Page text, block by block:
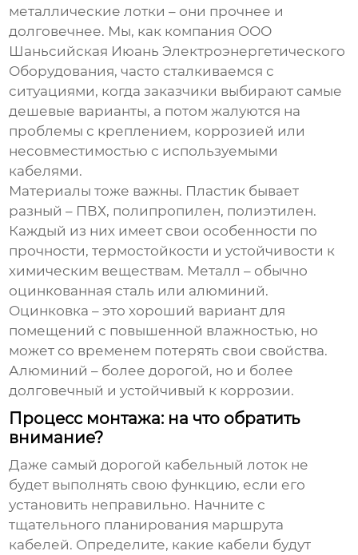
металлические лотки – они прочнее и
долговечнее. Мы, как компания ООО
Шаньсийская Июань Электроэнергетического
Оборудования, часто сталкиваемся с
ситуациями, когда заказчики выбирают самые
дешевые варианты, а потом жалуются на
проблемы с креплением, коррозией или
несовместимостью с используемыми
кабелями.
Материалы тоже важны. Пластик бывает
разный – ПВХ, полипропилен, полиэтилен.
Каждый из них имеет свои особенности по
прочности, термостойкости и устойчивости к
химическим веществам. Металл – обычно
оцинкованная сталь или алюминий.
Оцинковка – это хороший вариант для
помещений с повышенной влажностью, но
может со временем потерять свои свойства.
Алюминий – более дорогой, но и более
долговечный и устойчивый к коррозии.
Процесс монтажа: на что обратить
внимание?
Даже самый дорогой кабельный лоток не
будет выполнять свою функцию, если его
установить неправильно. Начните с
тщательного планирования маршрута
кабелей. Определите, какие кабели будут